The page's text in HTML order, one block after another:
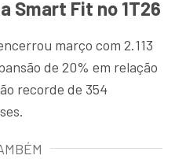
Smart Fit no 1T26
março com 2.113
de 20% em relação
recorde de 354